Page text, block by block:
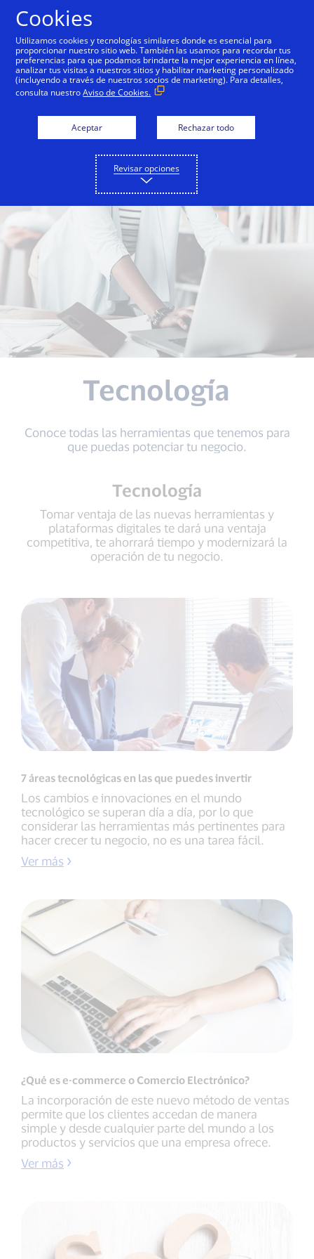
Tecnología
Conoce todas las herramientas que tenemos para
que puedas potenciar tu negocio.
Tecnología
Tomar ventaja de las nuevas herramientas y
plataformas digitales te dará una ventaja
competitiva, te ahorrará tiempo y modernizará la
operación de tu negocio.
7 áreas tecnológicas en las que puedes invertir
Los cambios e innovaciones en el mundo
tecnológico se superan día a día, por lo que
considerar las herramientas más pertinentes para
hacer crecer tu negocio, no es una tarea fácil.
Ver más
¿Qué es e-commerce o Comercio Electrónico?
La incorporación de este nuevo método de ventas
permite que los clientes accedan de manera
simple y desde cualquier parte del mundo a los
productos y servicios que una empresa ofrece.
Ver más
Cookies
Utilizamos cookies y tecnologías similares donde es esencial para
proporcionar nuestro sitio web. También las usamos para recordar tus
preferencias para que podamos brindarte la mejor experiencia en línea,
analizar tus visitas a nuestros sitios y habilitar marketing personalizado
(incluyendo a través de nuestros socios de marketing). Para detalles,
consulta nuestroAviso de Cookies.
Aceptar Rechazar todo
Revisar opciones